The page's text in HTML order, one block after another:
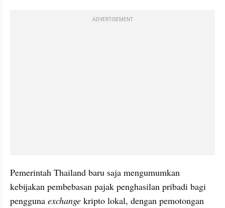
ADVERTISEMENT
Pemerintah Thailand baru saja mengumumkan
kebijakan pembebasan pajak penghasilan pribadi bagi
pengguna exchange kripto lokal, dengan pemotongan